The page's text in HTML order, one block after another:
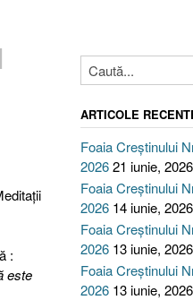
:
este
ARTICOLE
Foaia Creștinului
202621 iunie, 2026
Foaia Creștinului
2026 14 iunie, 2026
Foaia Creștinului
2026 13 iunie, 2026
Foaia Creștinului
2026 13 iunie, 2026